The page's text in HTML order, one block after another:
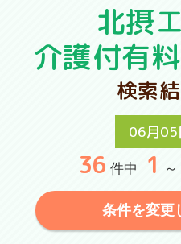
北摂
介護付有
検索
06月05
36 件中 1 ～
条件を変更